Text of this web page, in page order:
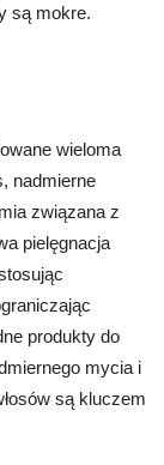
są mokre.
wieloma
nadmierne
związana z
pielęgnacja
produkty do
mycia i
są kluczem